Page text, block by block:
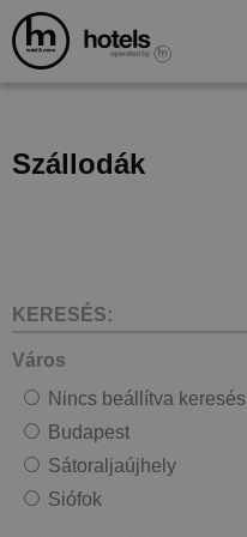
Szállodák
KERESÉS:
Város
Nincs beállítva keresés
Budapest
Sátoraljaújhely
Siófok